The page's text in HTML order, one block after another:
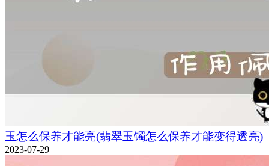
玉怎么保养才能亮(翡翠玉镯怎么保养才能变得透亮)
2023-07-29